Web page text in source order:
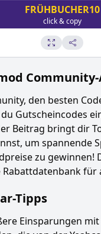
FRÜHBUCHER10
click & copy
den besten
Gutscheincodes
Beitrag bringt dir
um spannende
zu gewinnen!
für
Tipps
Einsparungen